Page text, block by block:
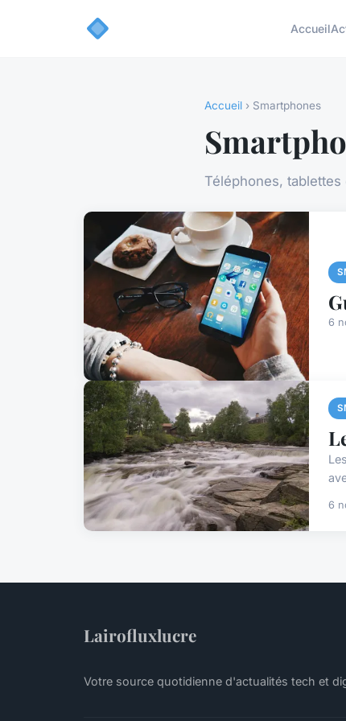
Accueil
Accueil › Smartphones
Téléphones, tablettes
6
6
Lairofluxlucre
Votre source quotidienne d'actualités tech et